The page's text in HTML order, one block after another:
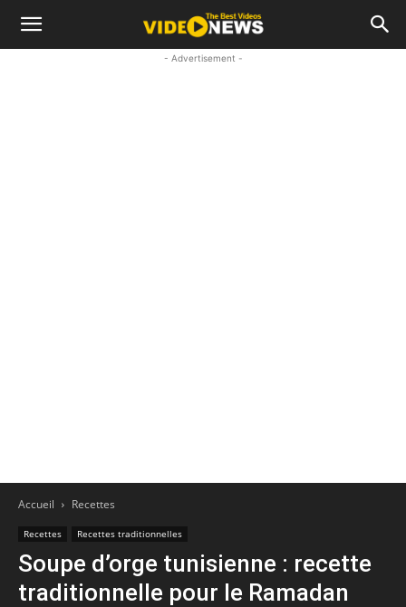
- Advertisement -
Accueil Recettes
Recettes Recettes traditionnelles
Soupe d’orge tunisienne : recette
traditionnelle pour le Ramadan